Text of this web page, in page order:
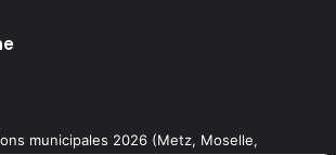
municipales 2026 (Metz, Moselle,